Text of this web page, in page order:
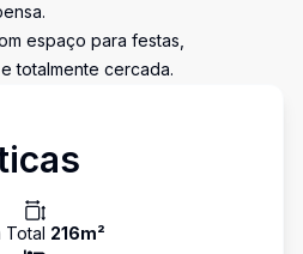
espaço para festas,
totalmente cercada.
Total 216m²